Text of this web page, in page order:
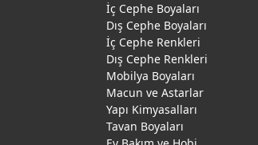
İç Cephe Boyaları
Dış Cephe Boyaları
İç Cephe Renkleri
Dış Cephe Renkleri
Mobilya Boyaları
Macun ve Astarlar
Yapı Kimyasalları
Tavan Boyaları